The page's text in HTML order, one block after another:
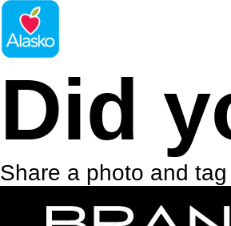
Did
Share a photo and